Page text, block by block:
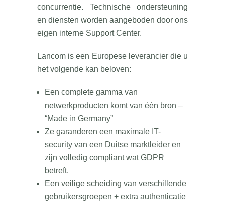
concurrentie. Technische ondersteuning
en diensten worden aangeboden door ons
eigen interne Support Center.
Lancom is een Europese leverancier die u
het volgende kan beloven:
Een complete gamma van
netwerkproducten komt van één bron –
“Made in Germany”
Ze garanderen een maximale IT-
security van een Duitse marktleider en
zijn volledig compliant wat GDPR
betreft.
Een veilige scheiding van verschillende
gebruikersgroepen + extra authenticatie